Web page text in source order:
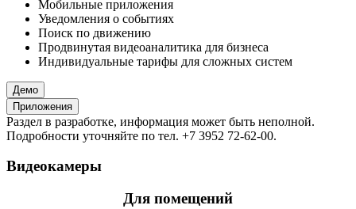
Мобильные приложения
Уведомления о событиях
Поиск по движению
Продвинутая видеоаналитика для бизнеса
Индивидуальные тарифы для сложных систем
Демо
Приложения
Раздел в разработке, информация может быть неполной.
Подробности уточняйте по тел. +7 3952 72-62-00.
Видеокамеры
Для помещений